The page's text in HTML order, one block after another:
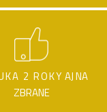
2 ROKY AJ NA
ZBRANE